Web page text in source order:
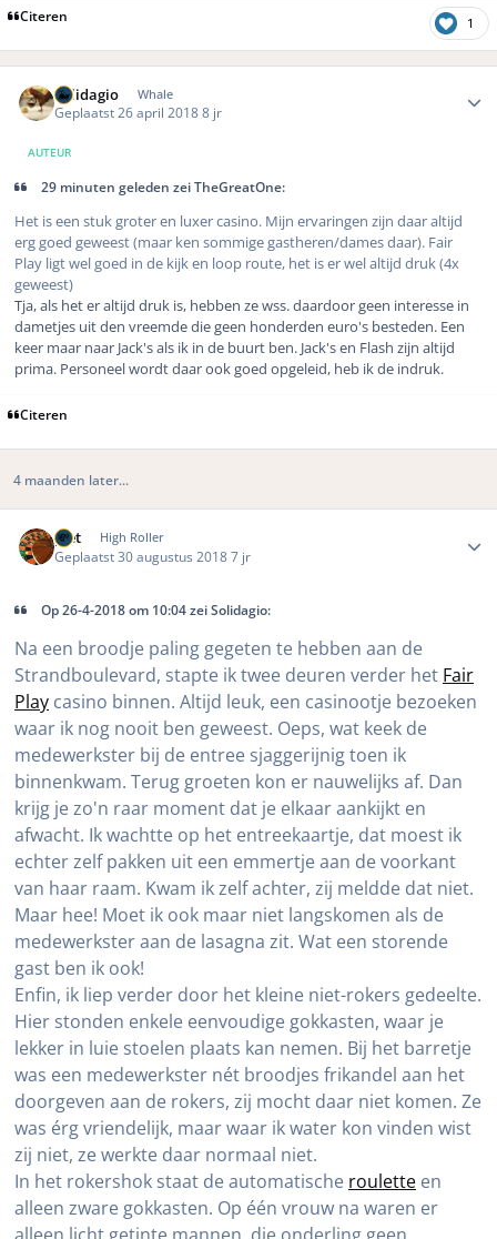
Citeren 1
Solidagio Whale
Geplaatst 26 april 20188 jr
AUTEUR
29 minuten geleden zei TheGreatOne:
Het is een stuk groter en luxer casino. Mijn ervaringen zijn daar altijd
erg goed geweest (maar ken sommige gastheren/dames daar). Fair
Play ligt wel goed in de kijk en loop route, het is er wel altijd druk (4x
geweest)
Tja, als het er altijd druk is, hebben ze wss. daardoor geen interesse in
dametjes uit den vreemde die geen honderden euro's besteden. Een
keer maar naar Jack's als ik in de buurt ben. Jack's en Flash zijn altijd
prima. Personeel wordt daar ook goed opgeleid, heb ik de indruk.
Citeren
4 maanden later...
piet High Roller
Geplaatst 30 augustus 20187 jr
Op 26-4-2018 om 10:04 zei Solidagio:
Na een broodje paling gegeten te hebben aan de
Strandboulevard, stapte ik twee deuren verder het Fair
Play casino binnen. Altijd leuk, een casinootje bezoeken
waar ik nog nooit ben geweest. Oeps, wat keek de
medewerkster bij de entree sjaggerijnig toen ik
binnenkwam. Terug groeten kon er nauwelijks af. Dan
krijg je zo'n raar moment dat je elkaar aankijkt en
afwacht. Ik wachtte op het entreekaartje, dat moest ik
echter zelf pakken uit een emmertje aan de voorkant
van haar raam. Kwam ik zelf achter, zij meldde dat niet.
Maar hee! Moet ik ook maar niet langskomen als de
medewerkster aan de lasagna zit. Wat een storende
gast ben ik ook!
Enfin, ik liep verder door het kleine niet-rokers gedeelte.
Hier stonden enkele eenvoudige gokkasten, waar je
lekker in luie stoelen plaats kan nemen. Bij het barretje
was een medewerkster nét broodjes frikandel aan het
doorgeven aan de rokers, zij mocht daar niet komen. Ze
was érg vriendelijk, maar waar ik water kon vinden wist
zij niet, ze werkte daar normaal niet.
In het rokershok staat de automatische roulette en
alleen zware gokkasten. Op één vrouw na waren er
alleen licht getinte mannen, die onderling geen